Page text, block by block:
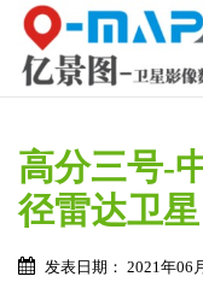
高分三号-
径雷达卫星
发表日期： 2021年06